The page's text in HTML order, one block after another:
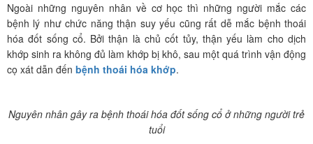
Ngoài những nguyên nhân về cơ học thì những người mắc các
bệnh lý như chức năng thận suy yếu cũng rất dễ mắc bệnh thoái
hóa đốt sống cổ. Bởi thận là chủ cốt tủy, thận yếu làm cho dịch
khớp sinh ra không đủ làm khớp bị khô, sau một quá trình vận động
cọ xát dẫn đến bệnh thoái hóa khớp.
Nguyên nhân gây ra bệnh thoái hóa đốt sống cổ ở những người trẻ
tuổi